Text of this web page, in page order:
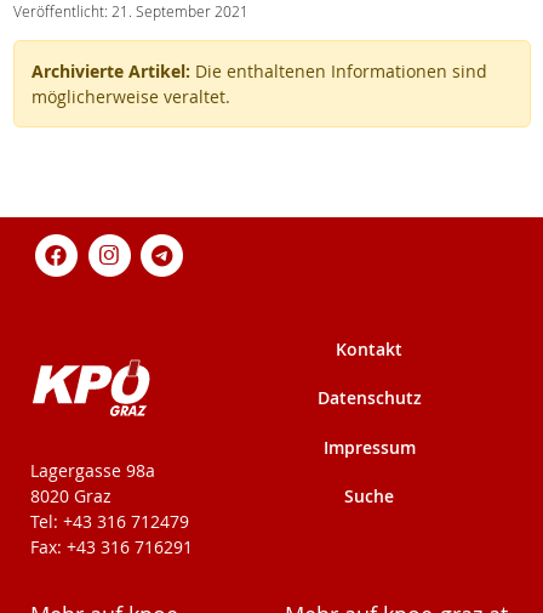
Veröffentlicht: 21. September 2021
Archivierte Artikel: Die enthaltenen Informationen sind
möglicherweise veraltet.
KPÖ-Steiermark
Lagergasse 98a
8020 Graz
Tel: +43 316 712479
Fax: +43 316 716291
Kontakt
Datenschutz
Impressum
Suche